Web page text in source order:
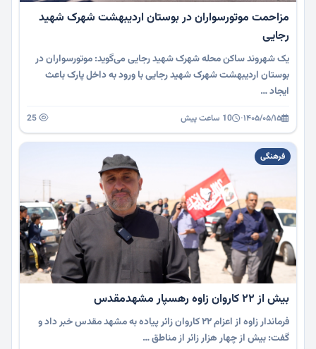
مزاحمت موتورسواران در بوستان اردیبهشت شهرک شهید
رجایی
یک شهروند ساکن محله شهرک شهید رجایی می‌گوید: موتورسواران در
بوستان اردیبهشت شهرک شهید رجایی با ورود به داخل پارک باعث
ایجاد …
۱۴۰۵/۰۵/۱۵· 10 ساعت پیش
فرهنگی
بیش از 22 کاروان زاوه رهسپار مشهدمقدس
فرماندار زاوه از اعزام ۲۲ کاروان زائر پیاده به مشهد مقدس خبر داد و
گفت: بیش از چهار هزار زائر از مناطق …